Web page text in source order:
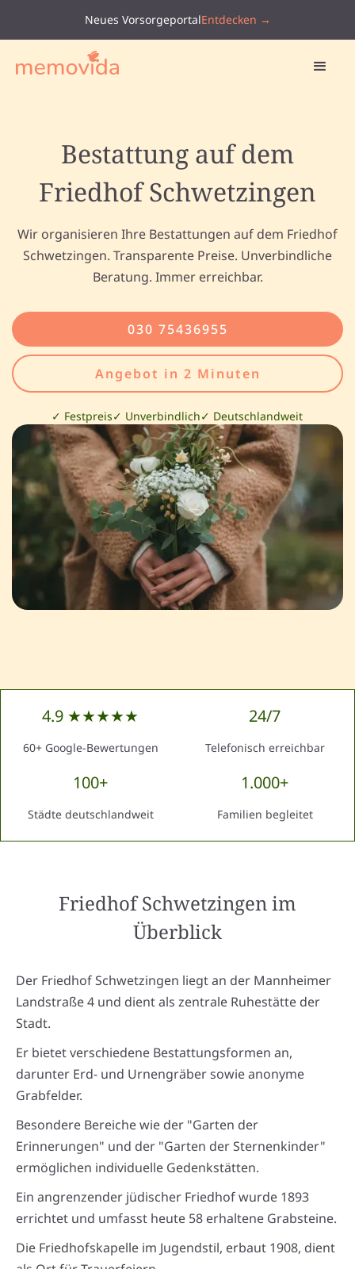
Neues VorsorgeportalEntdecken →
Bestattung auf dem
Friedhof Schwetzingen
Wir organisieren Ihre Bestattungen auf dem Friedhof
Schwetzingen. Transparente Preise. Unverbindliche
Beratung. Immer erreichbar.
030 75436955
Angebot in 2 Minuten
✓ Festpreis✓ Unverbindlich✓ Deutschlandweit
4.9 ★★★★★
60+ Google-Bewertungen
24/7
Telefonisch erreichbar
100+
Städte deutschlandweit
1.000+
Familien begleitet
Friedhof Schwetzingenim
Überblick
Der Friedhof Schwetzingen liegt an der Mannheimer
Landstraße 4 und dient als zentrale Ruhestätte der
Stadt.
Er bietet verschiedene Bestattungsformen an,
darunter Erd- und Urnengräber sowie anonyme
Grabfelder.
Besondere Bereiche wie der "Garten der
Erinnerungen" und der "Garten der Sternenkinder"
ermöglichen individuelle Gedenkstätten.
Ein angrenzender jüdischer Friedhof wurde 1893
errichtet und umfasst heute 58 erhaltene Grabsteine.
Die Friedhofskapelle im Jugendstil, erbaut 1908, dient